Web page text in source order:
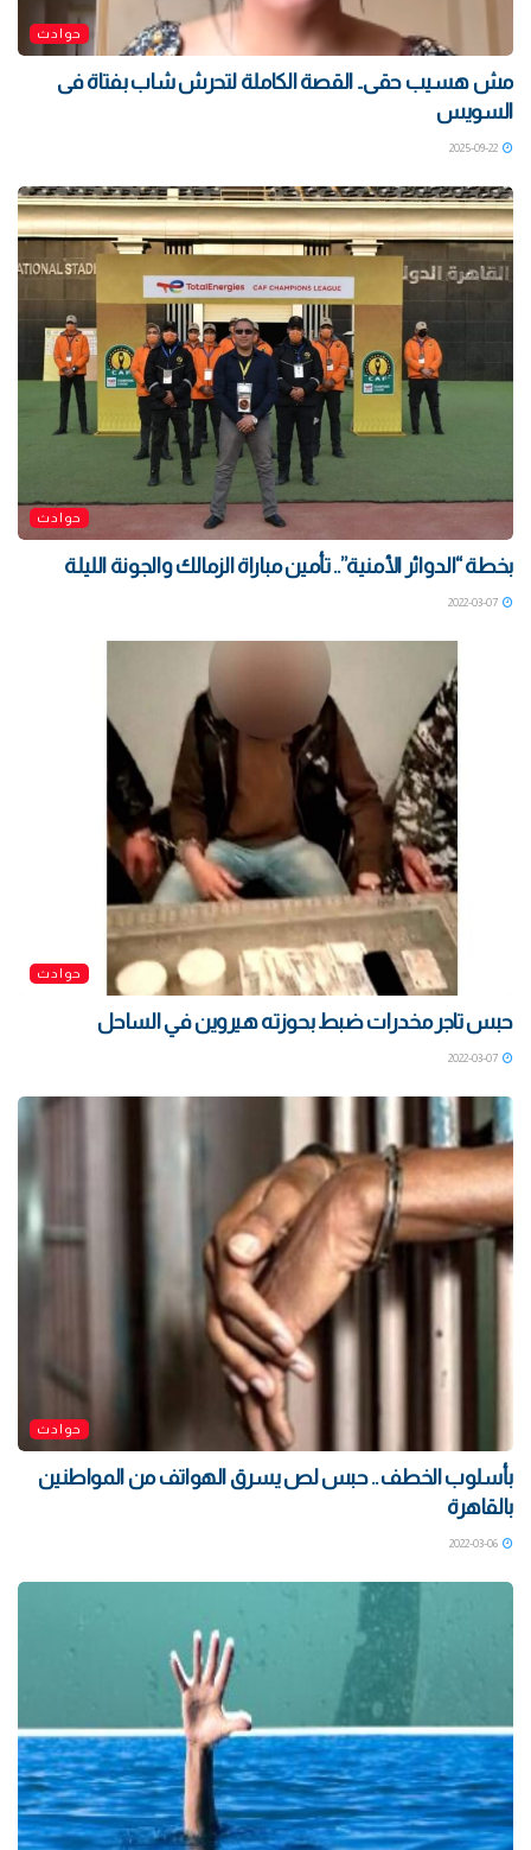
حوادث
مش هسيب حقى.. القصة الكاملة لتحرش شاب بفتاة فى
السويس
حوادث
بخطة “الدوائر الأمنية”.. تأمين مباراة الزمالك والجونة الليلة
حوادث
حبس تاجر مخدرات ضبط بحوزته هيروين في الساحل
حوادث
بأسلوب الخطف .. حبس لص يسرق الهواتف من المواطنين
بالقاهرة